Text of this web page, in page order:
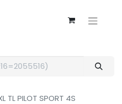
TL PILOT SPORT 4S